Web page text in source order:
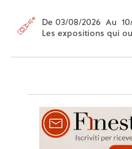
De 03/08/2026 Au
Les expositions qui